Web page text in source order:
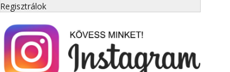
Regisztrálok